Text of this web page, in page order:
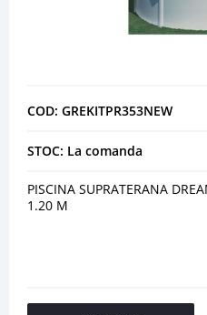
COD: GREKITPR353NEW
STOC: La comanda
PISCINA SUPRATERANA
1.20 M